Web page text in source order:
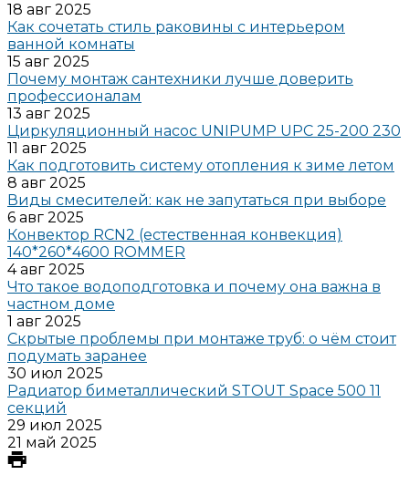
18 авг 2025
Как сочетать стиль раковины с интерьером
ванной комнаты
15 авг 2025
Почему монтаж сантехники лучше доверить
профессионалам
13 авг 2025
Циркуляционный насос UNIPUMP UPC 25-200 230
11 авг 2025
Как подготовить систему отопления к зиме летом
8 авг 2025
Виды смесителей: как не запутаться при выборе
6 авг 2025
Конвектор RCN2 (естественная конвекция)
140*260*4600 ROMMER
4 авг 2025
Что такое водоподготовка и почему она важна в
частном доме
1 авг 2025
Скрытые проблемы при монтаже труб: о чём стоит
подумать заранее
30 июл 2025
Радиатор биметаллический STOUT Space 500 11
секций
29 июл 2025
21 май 2025